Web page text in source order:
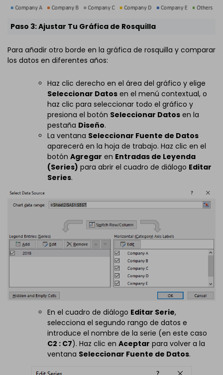
Paso 3: Ajustar Tu Gráfica de Rosquilla
Para añadir otro borde en la gráfica de rosquilla y comparar
los datos en diferentes años:
Haz clic derecho en el área del gráfico y elige
Seleccionar Datos en el menú contextual, o
haz clic para seleccionar todo el gráfico y
presiona el botón Seleccionar Datos en la
pestaña Diseño.
La ventana Seleccionar Fuente de Datos
aparecerá en la hoja de trabajo. Haz clic en el
botón Agregar en Entradas de Leyenda
(Series) para abrir el cuadro de diálogo Editar
Series.
En el cuadro de diálogo Editar Serie,
selecciona el segundo rango de datos e
introduce el nombre de la serie (en este caso
C2 : C7). Haz clic en Aceptar para volver a la
ventana Seleccionar Fuente de Datos.